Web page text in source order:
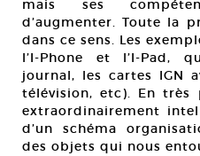
mais ses
d’augmenter. Toute la
dans ce sens. Les
l’I-Phone et l’I-Pad,
journal, les cartes IGN
télévision, etc). En
extraordinairement
d’un schéma
des objets qui nous